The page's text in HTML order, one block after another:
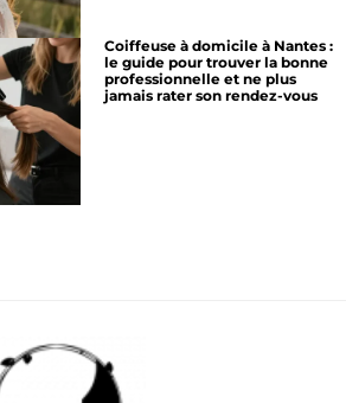
Coiffeuse à domicile à Nantes :
le guide pour trouver la bonne
professionnelle et ne plus
jamais rater son rendez-vous